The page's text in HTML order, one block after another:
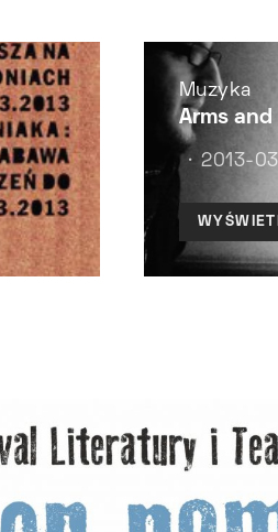
Muzyka
Arms and
2013-